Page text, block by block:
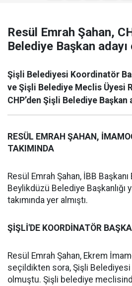
Resül Emrah Şahan,
Belediye Başkan
Şişli Belediyesi Koordinatör
ve Şişli Belediye Meclis Üyesi
CHP’den Şişli Belediye Başkan
RESÜL EMRAH ŞAHAN,
TAKIMINDA
Resül Emrah Şahan, İBB
Beylikdüzü Belediye Başkanlığı
takımında yer almıştı.
ŞİŞLİ'DE KOORDİNATÖR
Resül Emrah Şahan, Ekrem
seçildikten sora, Şişli
olmuştu. Şişli belediye